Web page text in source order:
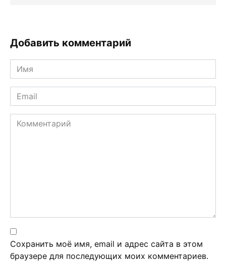
Добавить комментарий
Имя
*
Email
*
Комментарий
Сохранить моё имя, email и адрес сайта в этом
браузере для последующих моих комментариев.